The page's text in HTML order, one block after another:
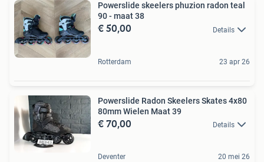
Powerslide skeelers phuzion radon teal
90 - maat 38
€ 50,00 Details
Rotterdam 23 apr 26
Powerslide Radon Skeelers Skates 4x80
80mm Wielen Maat 39
€ 70,00 Details
Deventer 20 mei 26